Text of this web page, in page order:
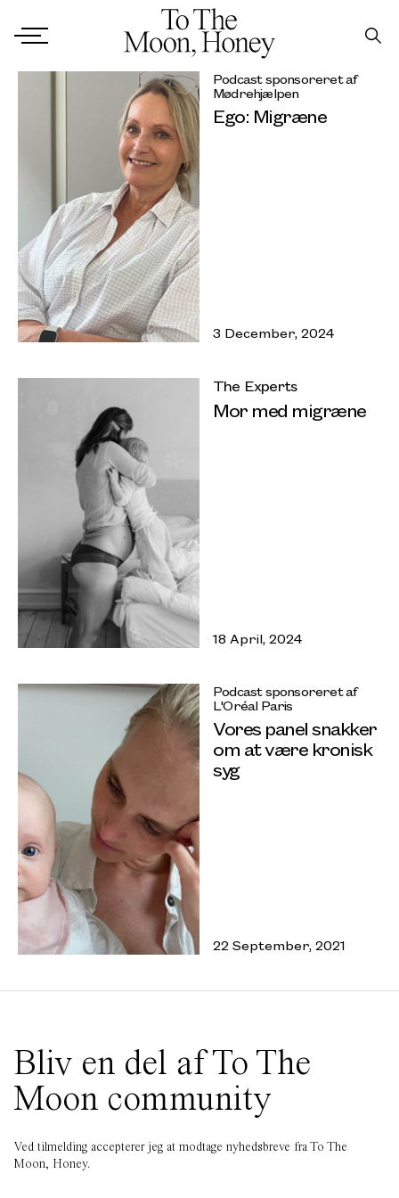
Podcast sponsoreret af
Mødrehjælpen
Ego: Migræne
3 December, 2024
The Experts
Mor med migræne
18 April, 2024
Podcast sponsoreret af
L'Oréal Paris
Vores panel snakker
om at være kronisk
syg
22 September, 2021
Bliv en del af To The
Moon community
Ved tilmelding accepterer jeg at modtage nyhedsbreve fra To The
Moon, Honey.